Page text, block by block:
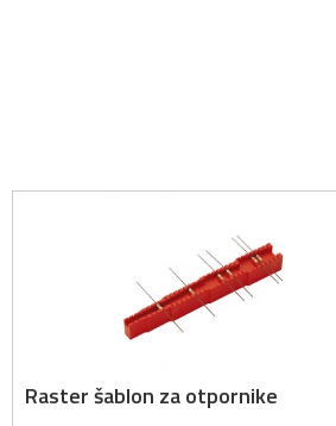
Raster šablon za otpornike